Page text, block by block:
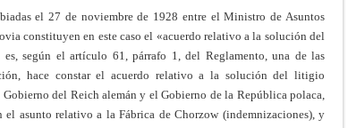
el 27 de noviembre de 1928 entre el Ministro de Asuntos
constituyen en este caso el «acuerdo relativo a la solución del
según el artículo 61, párrafo 1, del Reglamento, una de las
hace constar el acuerdo relativo a la solución del litigio
del Reich alemán y el Gobierno de la República polaca,
el asunto relativo a la Fábrica de Chorzow (indemnizaciones), y